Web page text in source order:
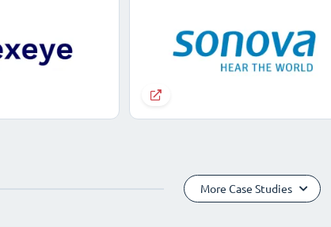
More Case Studies